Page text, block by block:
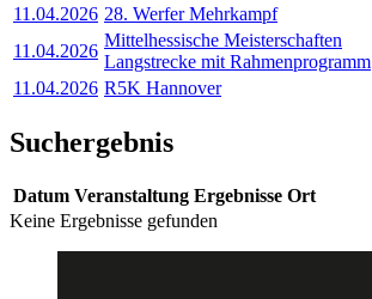
11.04.2026 28. Werfer Mehrkampf
11.04.2026
Mittelhessische Meisterschaften
Langstrecke mit Rahmenprogramm
11.04.2026 R5K Hannover
Suchergebnis
Datum Veranstaltung Ergebnisse Ort
Keine Ergebnisse gefunden